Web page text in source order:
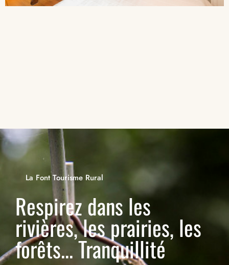
La Font Tourisme Rural
Respirez dans les
rivières, les prairies, les
forêts... Tranquillité